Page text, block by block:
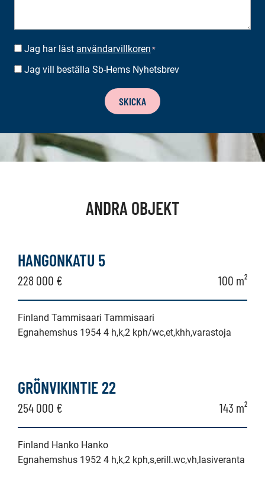
SUOSTUMUS *
Jag har läst användarvillkoren *
BESTÄLLA
Jag vill beställa Sb-Hems Nyhetsbrev
SKICKA
ANDRA OBJEKT
HANGONKATU 5
228 000 € 100 m²
Finland Tammisaari Tammisaari
Egnahemshus 1954 4 h,k,2 kph/wc,et,khh,varastoja
GRÖNVIKINTIE 22
254 000 € 143 m²
Finland Hanko Hanko
Egnahemshus 1952 4 h,k,2 kph,s,erill.wc,vh,lasiveranta